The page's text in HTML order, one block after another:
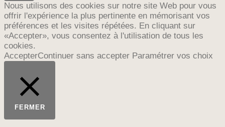
Nous utilisons des cookies sur notre site Web pour vous
offrir l'expérience la plus pertinente en mémorisant vos
préférences et les visites répétées. En cliquant sur
«Accepter», vous consentez à l'utilisation de tous les
cookies.
AccepterContinuer sans accepter Paramétrer vos choix
FERMER